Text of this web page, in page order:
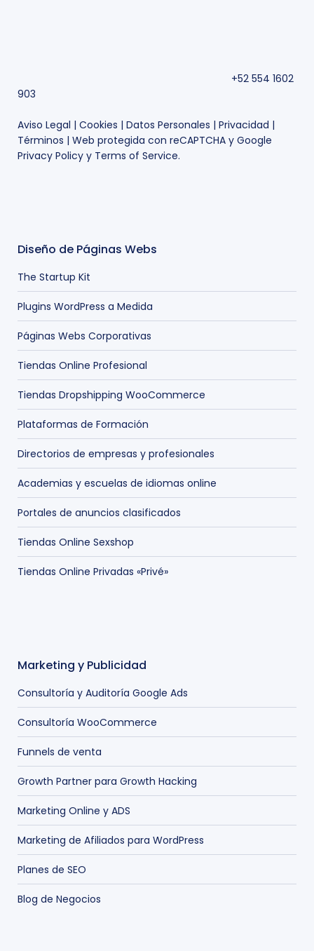
+52 554 1602
903
Aviso Legal | Cookies | Datos Personales | Privacidad |
Términos | Web protegida con reCAPTCHA y Google
Privacy Policy y Terms of Service.
Diseño de Páginas Webs
The Startup Kit
Plugins WordPress a Medida
Páginas Webs Corporativas
Tiendas Online Profesional
Tiendas Dropshipping WooCommerce
Plataformas de Formación
Directorios de empresas y profesionales
Academias y escuelas de idiomas online
Portales de anuncios clasificados
Tiendas Online Sexshop
Tiendas Online Privadas «Privé»
Marketing y Publicidad
Consultoría y Auditoría Google Ads
Consultoría WooCommerce
Funnels de venta
Growth Partner para Growth Hacking
Marketing Online y ADS
Marketing de Afiliados para WordPress
Planes de SEO
Blog de Negocios